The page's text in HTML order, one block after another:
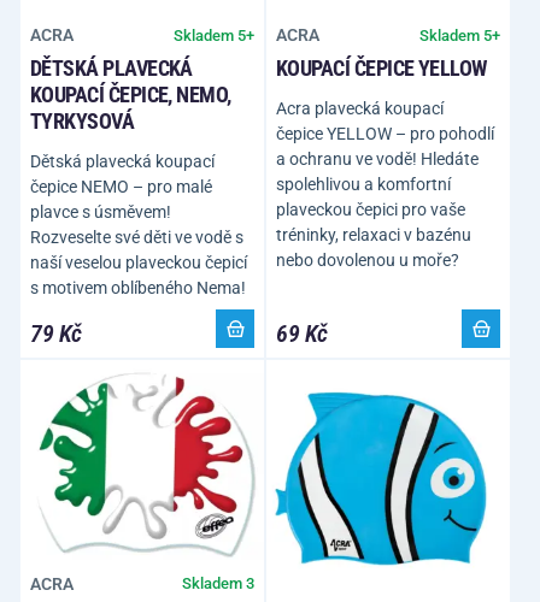
ACRA Skladem 5+
DĚTSKÁ PLAVECKÁ
KOUPACÍ ČEPICE, NEMO,
TYRKYSOVÁ
Dětská plavecká koupací
čepice NEMO – pro malé
plavce s úsměvem!
Rozveselte své děti ve vodě s
naší veselou plaveckou čepicí
s motivem oblíbeného Nema!
79 Kč
ACRA Skladem 5+
KOUPACÍ ČEPICE YELLOW
Acra plavecká koupací
čepice YELLOW – pro pohodlí
a ochranu ve vodě! Hledáte
spolehlivou a komfortní
plaveckou čepici pro vaše
tréninky, relaxaci v bazénu
nebo dovolenou u moře?
69 Kč
ACRA Skladem 3